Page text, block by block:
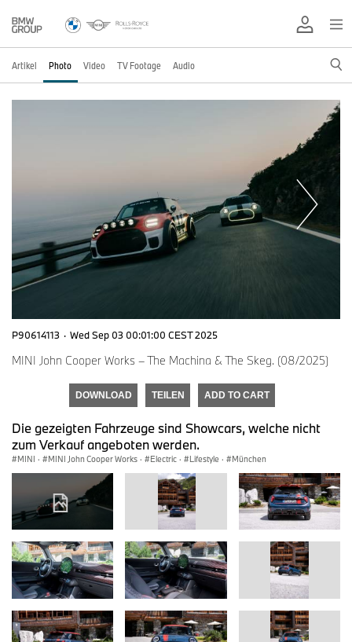
Artikel Photo Video TV Footage Audio
P90614113 · Wed Sep 03 00:01:00 CEST 2025
MINI John Cooper Works – The Machina & The Skeg. (08/2025)
DOWNLOAD TEILEN ADD TO CART
Die gezeigten Fahrzeuge sind Showcars, welche nicht
zum Verkauf angeboten werden.
MINI · MINI John Cooper Works · Electric · Lifestyle · München